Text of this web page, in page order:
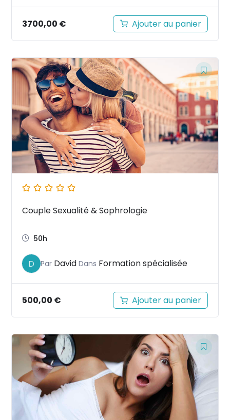
3700,00 € Ajouter au panier
Couple Sexualité & Sophrologie
50h
D Par David Dans Formation spécialisée
500,00 € Ajouter au panier